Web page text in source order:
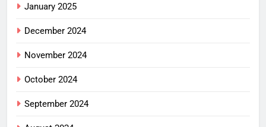
January 2025
December 2024
November 2024
October 2024
September 2024